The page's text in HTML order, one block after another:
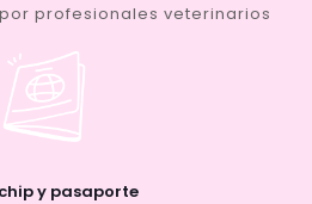
profesionales veterinarios
y pasaporte